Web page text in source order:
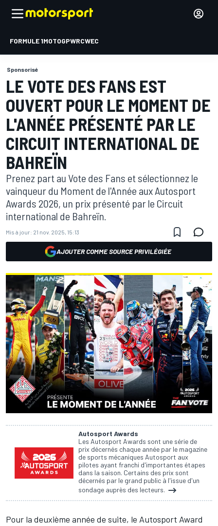
FORMULE 1MOTOGPWRCWEC
Sponsorisé
LE VOTE DES FANS EST
OUVERT POUR LE MOMENT DE
L'ANNÉE PRÉSENTÉ PAR LE
CIRCUIT INTERNATIONAL DE
BAHREÏN
Prenez part au Vote des Fans et sélectionnez le
vainqueur du Moment de l'Année aux Autosport
Awards 2026, un prix présenté par le Circuit
international de Bahreïn.
Mis à jour: 21 nov. 2025, 15:13
AJOUTER COMME SOURCE PRIVILÉGIÉE
Autosport Awards
Les Autosport Awards sont une série de
prix décernés chaque année par le magazine
de sports mécaniques Autosport aux
pilotes ayant franchi d'importantes étapes
dans la saison. Certains des prix sont
décernés par le grand public à l'issue d'un
sondage auprès des lecteurs.
Pour la deuxième année de suite, le Autosport Award